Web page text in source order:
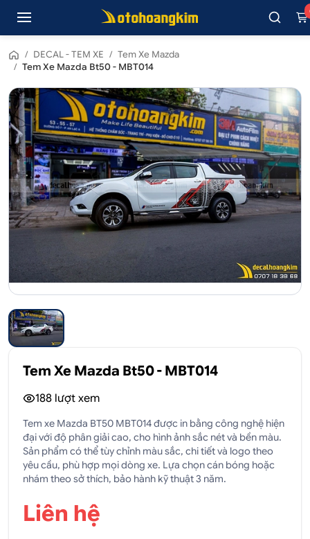
/ DECAL - TEM XE / Tem Xe Mazda
/ Tem Xe Mazda Bt50 - MBT014
Tem Xe Mazda Bt50 - MBT014
188 lượt xem
Tem xe Mazda BT50 MBT014 được in bằng công nghệ hiện
đại với độ phân giải cao, cho hình ảnh sắc nét và bền màu.
Sản phẩm có thể tùy chỉnh màu sắc, chi tiết và logo theo
yêu cầu, phù hợp mọi dòng xe. Lựa chọn cán bóng hoặc
nhám theo sở thích, bảo hành kỹ thuật 3 năm.
Liên hệ